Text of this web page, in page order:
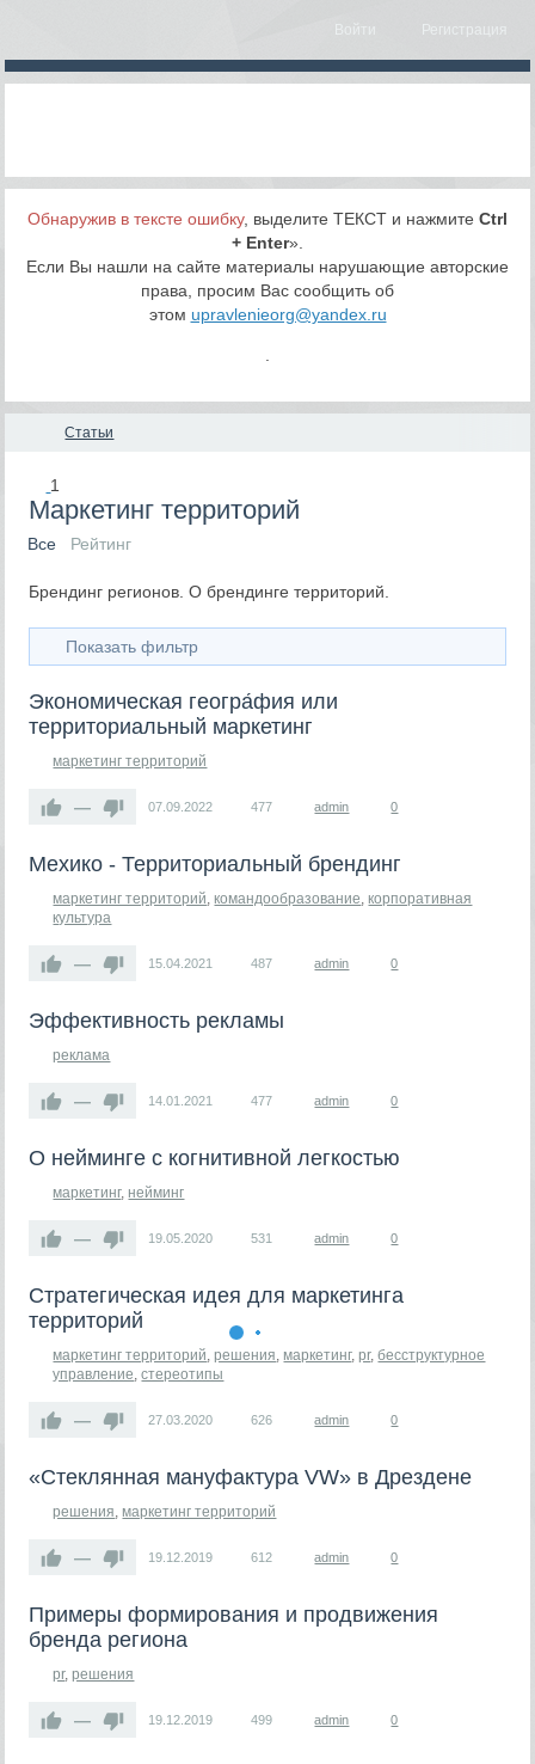
Войти Регистрация
Обнаружив в тексте ошибку, выделите ТЕКСТ и нажмите Ctrl
+ Enter».
Если Вы нашли на сайте материалы нарушающие авторские
права, просим Вас сообщить об
этом upravlenieorg@yandex.ru
Статьи
1
Маркетинг территорий
Все Рейтинг
Брендинг регионов. О брендинге территорий.
Показать фильтр
Экономическая геогра́фия или
территориальный маркетинг
маркетинг территорий
— 07.09.2022 477 admin 0
Мехико - Территориальный брендинг
маркетинг территорий,командообразование,корпоративная
культура
— 15.04.2021 487 admin 0
Эффективность рекламы
реклама
— 14.01.2021 477 admin 0
О нейминге с когнитивной легкостью
маркетинг, нейминг
— 19.05.2020 531 admin 0
Стратегическая идея для маркетинга
территорий
маркетинг территорий,решения, маркетинг,pr,бесструктурное
управление,стереотипы
— 27.03.2020 626 admin 0
«Стеклянная мануфактура VW» в Дрездене
решения, маркетинг территорий
— 19.12.2019 612 admin 0
Примеры формирования и продвижения
бренда региона
pr,решения
— 19.12.2019 499 admin 0